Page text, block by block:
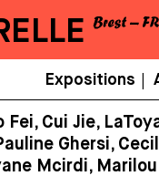
Expositions
Fei, Cui Jie,
Ghersi,
Mcirdi,